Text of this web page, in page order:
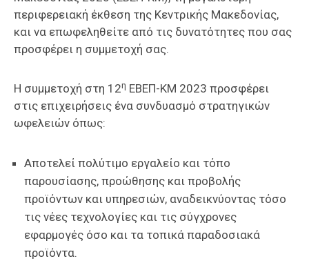
περιφερειακή έκθεση της Κεντρικής Μακεδονίας,
και να επωφεληθείτε από τις δυνατότητες που σας
προσφέρει η συμμετοχή σας.
Η συμμετοχή στη 12η ΕΒΕΠ-ΚΜ 2023 προσφέρει
στις επιχειρήσεις ένα συνδυασμό στρατηγικών
ωφελειών όπως:
Αποτελεί πολύτιμο εργαλείο και τόπο
παρουσίασης, προώθησης και προβολής
προϊόντων και υπηρεσιών, αναδεικνύοντας τόσο
τις νέες τεχνολογίες και τις σύγχρονες
εφαρμογές όσο και τα τοπικά παραδοσιακά
προϊόντα.